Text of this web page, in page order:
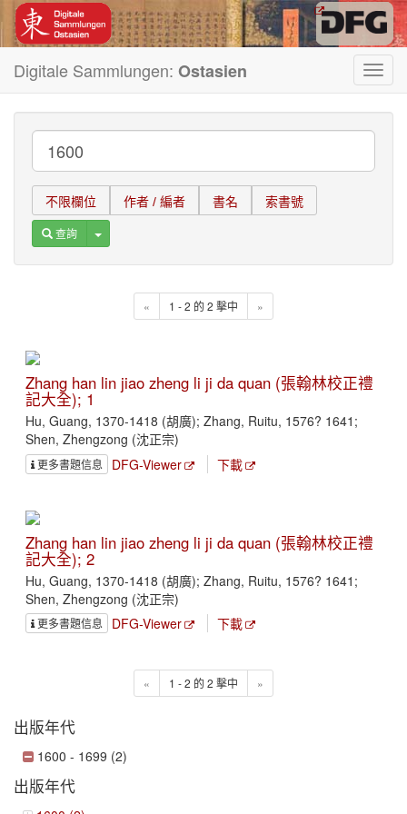
Digitale Sammlungen: Ostasien
不限欄位 作者 / 編者 書名 索書號
查詢 Toggle Dropdown
« 1 - 2 的 2 擊中 »
Zhang han lin jiao zheng li ji da quan (張翰林校正禮
記大全); 1
Hu, Guang, 1370-1418 (胡廣); Zhang, Ruitu, 1576? 1641;
Shen, Zhengzong (沈正宗)
更多書題信息 DFG-Viewer 下載
Zhang han lin jiao zheng li ji da quan (張翰林校正禮
記大全); 2
Hu, Guang, 1370-1418 (胡廣); Zhang, Ruitu, 1576? 1641;
Shen, Zhengzong (沈正宗)
更多書題信息 DFG-Viewer 下載
« 1 - 2 的 2 擊中 »
出版年代
1600 - 1699 (2)
出版年代